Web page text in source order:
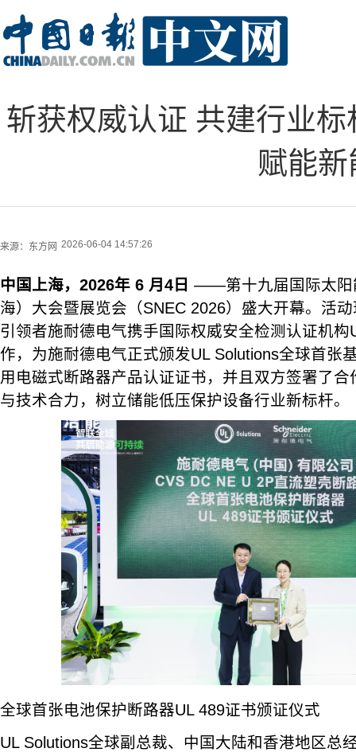
斩获权威认证 共建行业
赋能
来源： 东方网 2026-06-04 14:57:26
中国上海，2026年 6 月4日 ——第十九届国际太阳
海）大会暨展览会（SNEC 2026）盛大开幕。活
引领者施耐德电气携手国际权威安全检测认证机构
作，为施耐德电气正式颁发UL Solutions全球首张
用电磁式断路器产品认证证书，并且双方签署了
与技术合力，树立储能低压保护设备行业新标杆。
全球首张电池保护断路器UL 489证书颁证仪式
UL Solutions全球副总裁、中国大陆和香港地区总